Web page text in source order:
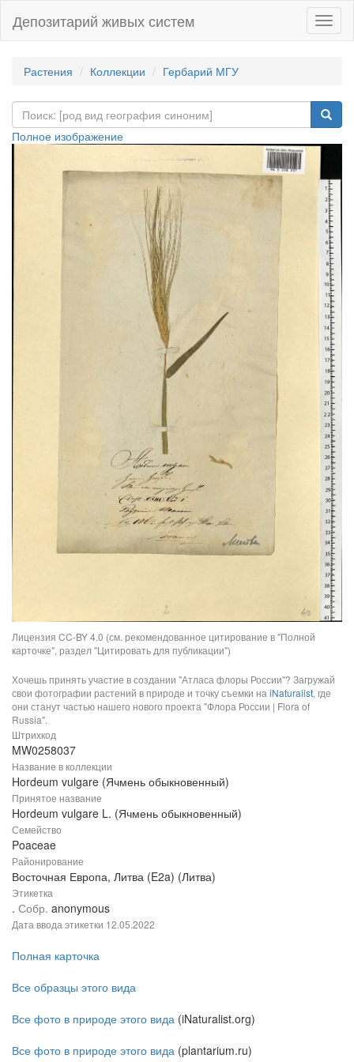
Депозитарий живых систем
Растения Коллекции Гербарий МГУ
Полное изображение
Лицензия CC-BY 4.0 (см. рекомендованное цитирование в "Полной
карточке", раздел "Цитировать для публикации")
Хочешь принять участие в создании "Атласа флоры России"? Загружай
свои фотографии растений в природе и точку съемки на iNaturalist, где
они станут частью нашего нового проекта "Флора России | Flora of
Russia".
Штрихкод
MW0258037
Название в коллекции
Hordeum vulgare (Ячмень обыкновенный)
Принятое название
Hordeum vulgare L. (Ячмень обыкновенный)
Семейство
Poaceae
Районирование
Восточная Европа, Литва (E2a) (Литва)
Этикетка
. Собр. anonymous
Дата ввода этикетки 12.05.2022
Полная карточка
Все образцы этого вида
Все фото в природе этого вида (iNaturalist.org)
Все фото в природе этого вида (plantarium.ru)